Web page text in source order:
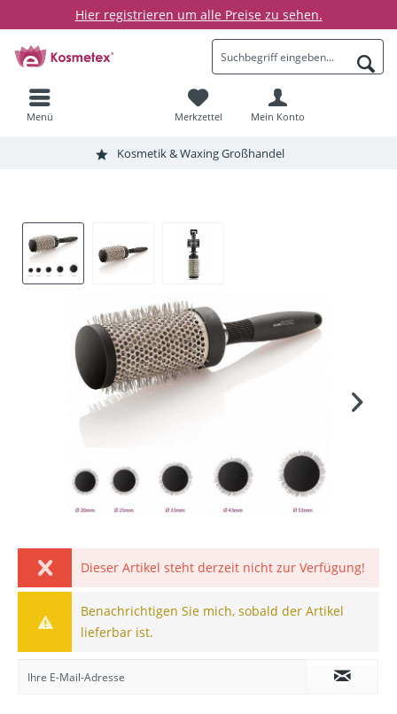
Hier registrieren um alle Preise zu sehen.
Kosmetik & Waxing Großhandel
Menü Merkzettel Mein Konto
Dieser Artikel steht derzeit nicht zur Verfügung!
Benachrichtigen Sie mich, sobald der Artikel
lieferbar ist.